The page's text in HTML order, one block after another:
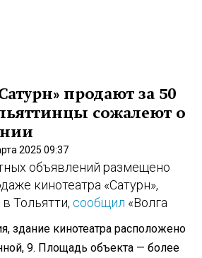
продают за 50
сожалеют о
2025 09:37
объявлений размещено
кинотеатра «Сатурн»,
Тольятти, сообщил «Волга
здание кинотеатра расположено
9. Площадь объекта — более